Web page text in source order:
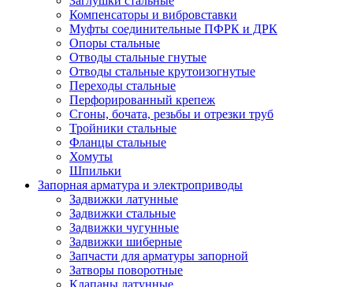
Компенсаторы и вибровставки
Муфты соединительные ПФРК и ДРК
Опоры стальные
Отводы стальные гнутые
Отводы стальные крутоизогнутые
Переходы стальные
Перфорированный крепеж
Сгоны, бочата, резьбы и отрезки труб
Тройники стальные
Фланцы стальные
Хомуты
Шпильки
Запорная арматура и электроприводы
Задвижки латунные
Задвижки стальные
Задвижки чугунные
Задвижки шиберные
Запчасти для арматуры запорной
Затворы поворотные
Клапаны латунные